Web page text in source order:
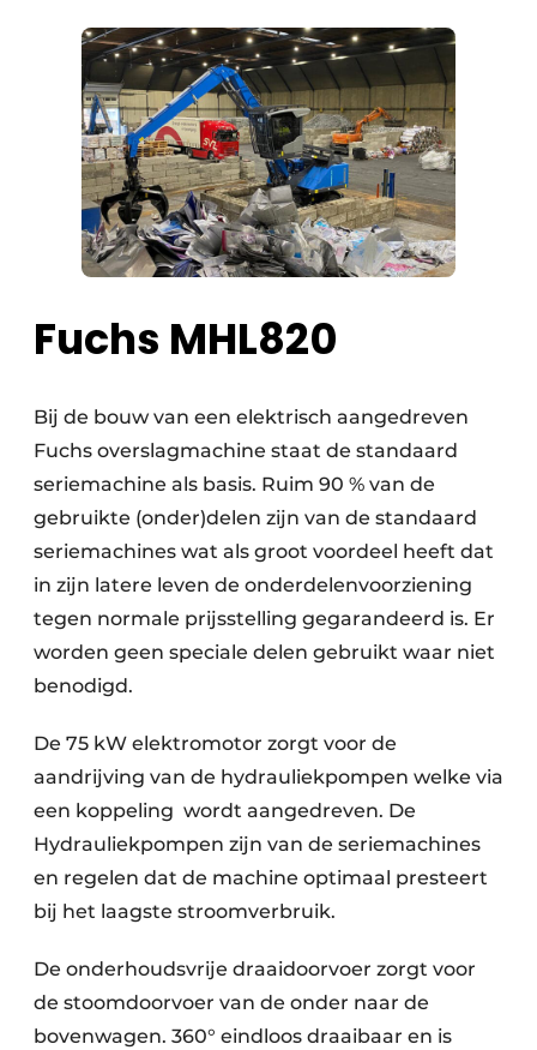
Elektronisch Afval
Glasrecyclage
Houtafval
Kunststofafval
Medisch afval
Papierafval
Textielrecyclage
Fuchs MHL820
Bij de bouw van een elektrisch aangedreven
Fuchs overslagmachine staat de standaard
seriemachine als basis. Ruim 90 % van de
gebruikte (onder)delen zijn van de standaard
seriemachines wat als groot voordeel heeft dat
in zijn latere leven de onderdelenvoorziening
tegen normale prijsstelling gegarandeerd is. Er
worden geen speciale delen gebruikt waar niet
benodigd.
De 75 kW elektromotor zorgt voor de
aandrijving van de hydrauliekpompen welke via
een koppeling wordt aangedreven. De
Hydrauliekpompen zijn van de seriemachines
en regelen dat de machine optimaal presteert
bij het laagste stroomverbruik.
De onderhoudsvrije draaidoorvoer zorgt voor
de stoomdoorvoer van de onder naar de
bovenwagen. 360° eindloos draaibaar en is